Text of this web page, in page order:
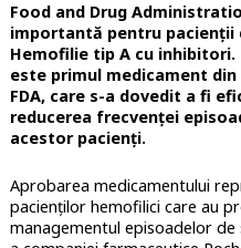
Food and Drug
importantă pentru pacienții
Hemofilie tip A cu
este primul medicament
FDA, care s-a dovedit a fi
reducerea frecvenței
acestor pacienți.
Aprobarea medicamentului
pacienților hemofilici care au
managementul episoadelor de